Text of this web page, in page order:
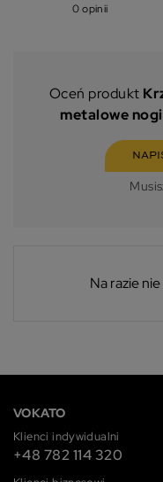
0 opinii
Oceń produkt
metalowe nogi
Na razie
VOKATO
Klienci indywidualni
+48 782 114 320